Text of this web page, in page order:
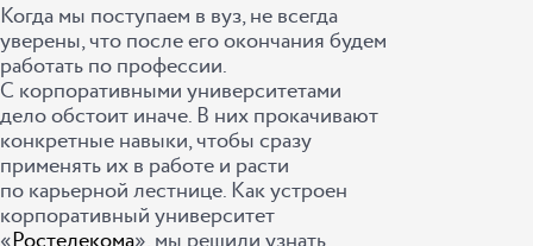
Когда мы поступаем в вуз, не всегда
уверены, что после его окончания будем
работать по профессии.
С корпоративными университетами
дело обстоит иначе. В них прокачивают
конкретные навыки, чтобы сразу
применять их в работе и расти
по карьерной лестнице. Как устроен
корпоративный университет